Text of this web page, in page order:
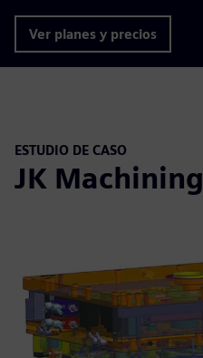
Ver planes y precios
ESTUDIO DE CASO
JK Machining